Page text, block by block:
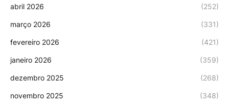
abril 2026 (252)
março 2026 (331)
fevereiro 2026 (421)
janeiro 2026 (359)
dezembro 2025 (268)
novembro 2025 (348)